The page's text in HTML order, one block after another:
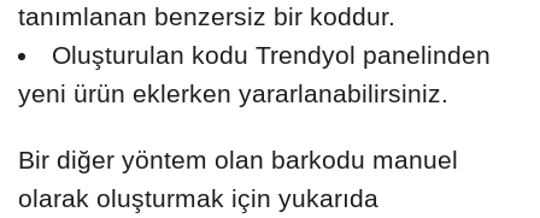
tanımlanan benzersiz bir koddur.
Oluşturulan kodu Trendyol panelinden
yeni ürün eklerken yararlanabilirsiniz.
Bir diğer yöntem olan barkodu manuel
olarak oluşturmak için yukarıda